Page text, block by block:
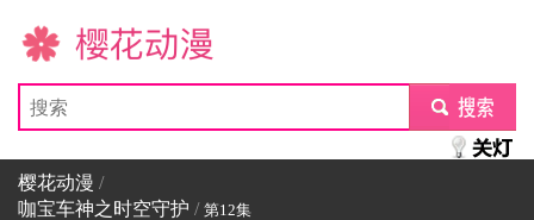
樱花动漫
submit
樱花动漫 /
咖宝车神之时空守护 / 第12集